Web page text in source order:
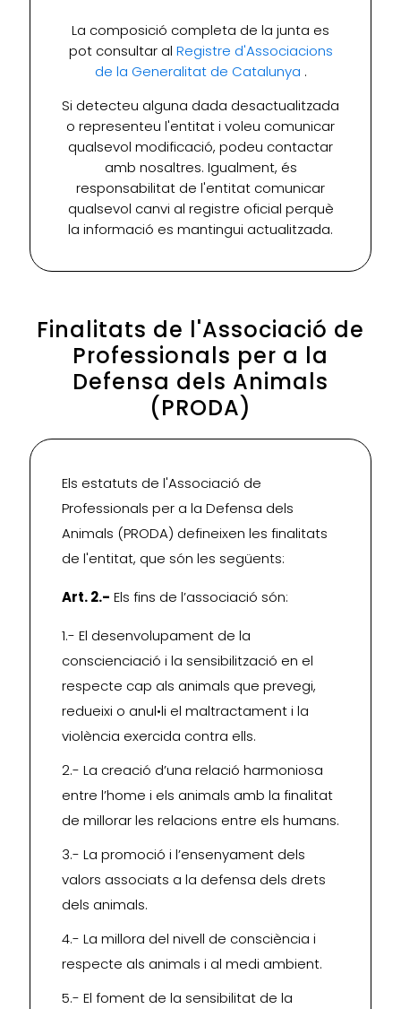
La composició completa de la junta es
pot consultar al Registre d'Associacions
de la Generalitat de Catalunya .
Si detecteu alguna dada desactualitzada
o representeu l'entitat i voleu comunicar
qualsevol modificació, podeu contactar
amb nosaltres. Igualment, és
responsabilitat de l'entitat comunicar
qualsevol canvi al registre oficial perquè
la informació es mantingui actualitzada.
Finalitats de l'Associació de
Professionals per a la
Defensa dels Animals
(PRODA)
Els estatuts de l'Associació de
Professionals per a la Defensa dels
Animals (PRODA) defineixen les finalitats
de l'entitat, que són les següents:
Art. 2.- Els fins de l’associació són:
1.- El desenvolupament de la
conscienciació i la sensibilització en el
respecte cap als animals que prevegi,
redueixi o anul•li el maltractament i la
violència exercida contra ells.
2.- La creació d’una relació harmoniosa
entre l’home i els animals amb la finalitat
de millorar les relacions entre els humans.
3.- La promoció i l’ensenyament dels
valors associats a la defensa dels drets
dels animals.
4.- La millora del nivell de consciència i
respecte als animals i al medi ambient.
5.- El foment de la sensibilitat de la